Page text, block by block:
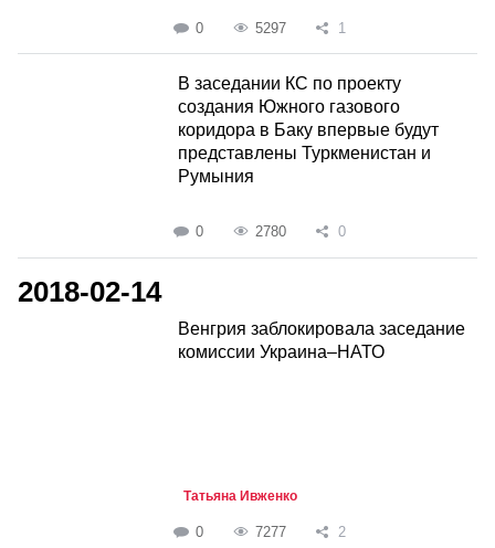
0 5297 1
В заседании КС по проекту
создания Южного газового
коридора в Баку впервые будут
представлены Туркменистан и
Румыния
0 2780 0
2018-02-14
Венгрия заблокировала заседание
комиссии Украина–НАТО
Татьяна Ивженко
0 7277 2